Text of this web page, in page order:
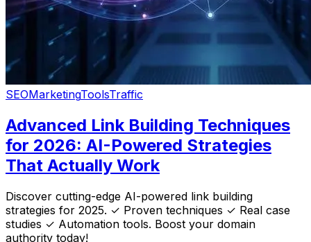
SEOMarketingToolsTraffic
Advanced Link Building Techniques
for 2026: AI-Powered Strategies
That Actually Work
Discover cutting-edge AI-powered link building
strategies for 2025. ✓ Proven techniques ✓ Real case
studies ✓ Automation tools. Boost your domain
authority today!